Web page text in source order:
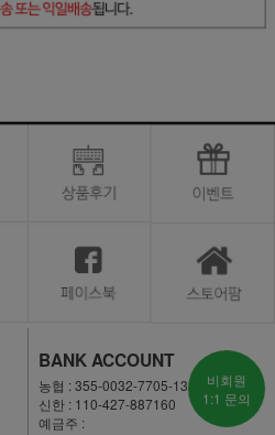
BANK ACCOUNT
농협 : 355-0032-7705-13
신한 : 110-427-887160
예금주 :
비회원
1:1 문의